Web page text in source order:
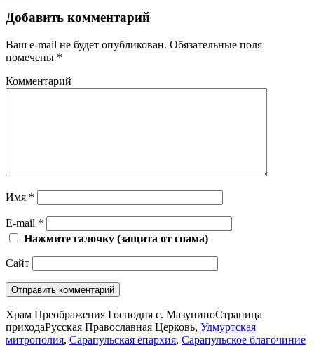
Добавить комментарий
Ваш e-mail не будет опубликован. Обязательные поля
помечены *
Комментарий
Имя *
E-mail *
Нажмите галочку (защита от спама)
Сайт
Храм Преображения Господня с. МазуниноСтраница
приходаРусская Православная Церковь, Удмуртская
митрополия, Сарапульская епархия, Сарапульское благочиние